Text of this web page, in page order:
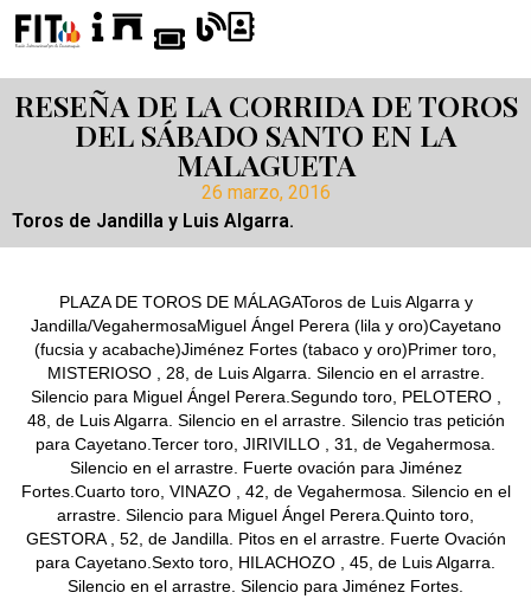
RESEÑA DE LA CORRIDA DE TOROS
DEL SÁBADO SANTO EN LA
MALAGUETA
26 marzo, 2016
Toros de Jandilla y Luis Algarra.
PLAZA DE TOROS DE MÁLAGAToros de Luis Algarra y
Jandilla/VegahermosaMiguel Ángel Perera (lila y oro)Cayetano
(fucsia y acabache)Jiménez Fortes (tabaco y oro)Primer toro,
MISTERIOSO , 28, de Luis Algarra. Silencio en el arrastre.
Silencio para Miguel Ángel Perera.Segundo toro, PELOTERO ,
48, de Luis Algarra. Silencio en el arrastre. Silencio tras petición
para Cayetano.Tercer toro, JIRIVILLO , 31, de Vegahermosa.
Silencio en el arrastre. Fuerte ovación para Jiménez
Fortes.Cuarto toro, VINAZO , 42, de Vegahermosa. Silencio en el
arrastre. Silencio para Miguel Ángel Perera.Quinto toro,
GESTORA , 52, de Jandilla. Pitos en el arrastre. Fuerte Ovación
para Cayetano.Sexto toro, HILACHOZO , 45, de Luis Algarra.
Silencio en el arrastre. Silencio para Jiménez Fortes.